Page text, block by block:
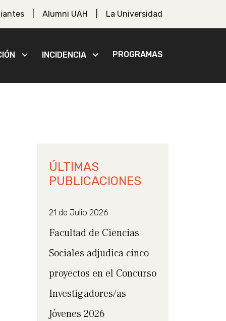
Alumni UAH La Universidad
INCIDENCIA PROGRAMAS
ÚLTIMAS
PUBLICACIONES
21 de Julio 2026
Facultad de Ciencias
Sociales adjudica cinco
proyectos en el Concurso
Investigadores/as
Jóvenes 2026